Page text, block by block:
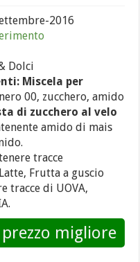
2016
Dolci
Miscela per
00, zucchero, amido
di zucchero al velo
amido di mais
tracce
Frutta a guscio
tracce di UOVA,
migliore